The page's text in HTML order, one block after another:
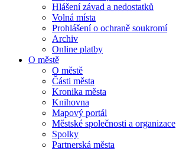
Hlášení závad a nedostatků
Volná místa
Prohlášení o ochraně soukromí
Archiv
Online platby
O městě
O městě
Části města
Kronika města
Knihovna
Mapový portál
Městské společnosti a organizace
Spolky
Partnerská města